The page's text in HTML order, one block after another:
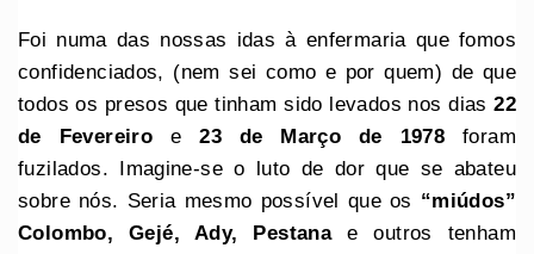
Foi numa das nossas idas à enfermaria que fomos
confidenciados, (nem sei como e por quem) de que
todos os presos que tinham sido levados nos dias22
de Fevereiro e23 de Março de 1978 foram
fuzilados. Imagine-se o luto de dor que se abateu
sobre nós. Seria mesmo possível que os “miúdos”
Colombo, Gejé, Ady, Pestanae outros tenham